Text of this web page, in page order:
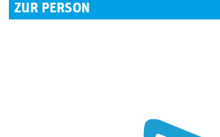
ZUR PERSON